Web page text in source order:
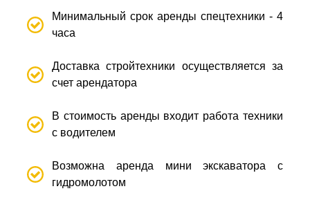
Минимальный срок аренды спецтехники - 4
часа
Доставка стройтехники осуществляется за
счет арендатора
В стоимость аренды входит работа техники
с водителем
Возможна аренда мини экскаватора с
гидромолотом